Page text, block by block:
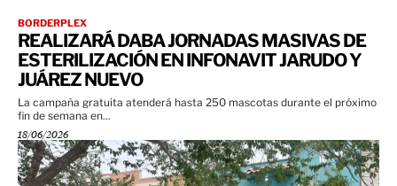
BORDERPLEX
REALIZARÁ DABA JORNADAS MASIVAS DE
ESTERILIZACIÓN EN INFONAVIT JARUDO Y
JUÁREZ NUEVO
La campaña gratuita atenderá hasta 250 mascotas durante el próximo
fin de semana en...
18/06/2026